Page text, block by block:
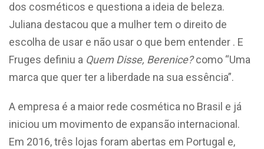
dos cosméticos e questiona a ideia de beleza.
Juliana destacou que a mulher tem o direito de
escolha de usar e não usar o que bem entender . E
Fruges definiu a Quem Disse, Berenice?como “Uma
marca que quer ter a liberdade na sua essência”.
A empresa é a maior rede cosmética no Brasil e já
iniciou um movimento de expansão internacional.
Em 2016, três lojas foram abertas em Portugal e,